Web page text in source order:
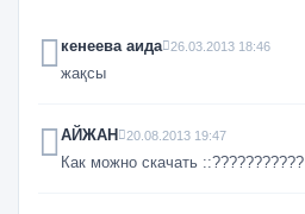
кенеева аида 26.03.2013 18:46
жақсы
АЙЖАН 20.08.2013 19:47
Как можно скачать ::???????????